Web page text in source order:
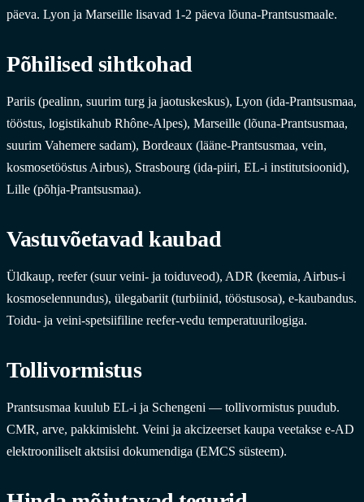
päeva. Lyon ja Marseille lisavad 1-2 päeva lõuna-Prantsusmaale.
Põhilised sihtkohad
Pariis (pealinn, suurim turg ja jaotuskeskus), Lyon (ida-Prantsusmaa,
tööstus, logistikahub Rhône-Alpes), Marseille (lõuna-Prantsusmaa,
suurim Vahemere sadam), Bordeaux (lääne-Prantsusmaa, vein,
kosmosetööstus Airbus), Strasbourg (ida-piiri, EL-i institutsioonid),
Lille (põhja-Prantsusmaa).
Vastuvõetavad kaubad
Üldkaup, reefer (suur veini- ja toiduveod), ADR (keemia, Airbus-i
kosmoselennundus), ülegabariit (turbiinid, tööstusosa), e-kaubandus.
Toidu- ja veini-spetsiifiline reefer-vedu temperatuurilogiga.
Tollivormistus
Prantsusmaa kuulub EL-i ja Schengeni — tollivormistus puudub.
CMR, arve, pakkimisleht. Veini ja akcizeerset kaupa veetakse e-AD
elektrooniliselt aktsiisi dokumendiga (EMCS süsteem).